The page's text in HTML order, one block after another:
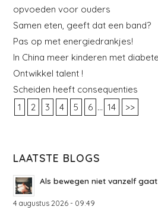
opvoeden voor ouders
Samen eten, geeft dat een band?
Pas op met energiedrankjes!
In China meer kinderen met
Ontwikkel talent !
Scheiden heeft consequenties
1
2 3 4 5 6 ... 14 >>
LAATSTE BLOGS
Als bewegen niet vanzelf
4 augustus 2026 - 09:49